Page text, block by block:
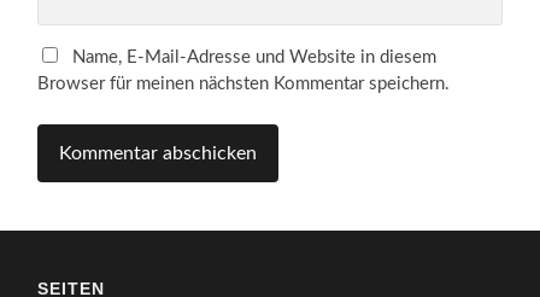
Name, E-Mail-Adresse und Website in diesem
Browser für meinen nächsten Kommentar speichern.
SEITEN